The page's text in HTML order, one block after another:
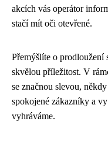
akcích vás operátor
stačí mít oči otevřené.
Přemýšlíte o prodloužení
skvělou příležitost. V
se značnou slevou,
spokojené zákazníky a
vyhráváme.